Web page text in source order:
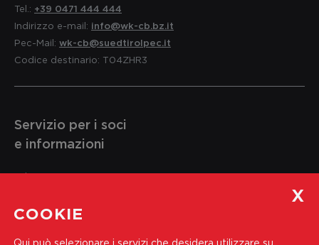
Tel.: +39 0471 444 444
Indirizzo e-mail: info@wk-cb.bz.it
Pec-Mail: wk-cb@suedtirolpec.it
Codice destinario: T04ZHR3
Servizio per i soci
e informazioni
Tel.:+39 0471 444 310
COOKIE
Qui può selezionare i servizi che desidera utilizzare su